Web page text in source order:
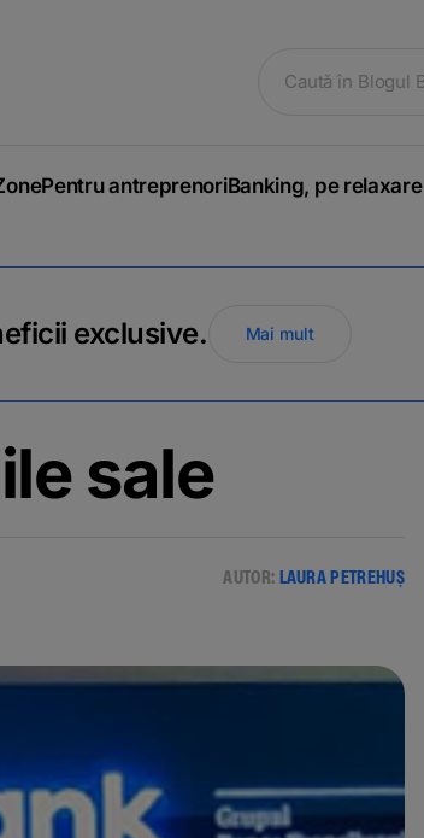
Pentru antreprenoriBanking, pe relaxare
exclusive. Mai mult
sale
AUTOR: LAURA PETREHUȘ